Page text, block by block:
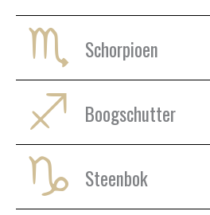
Schorpioen
Boogschutter
Steenbok